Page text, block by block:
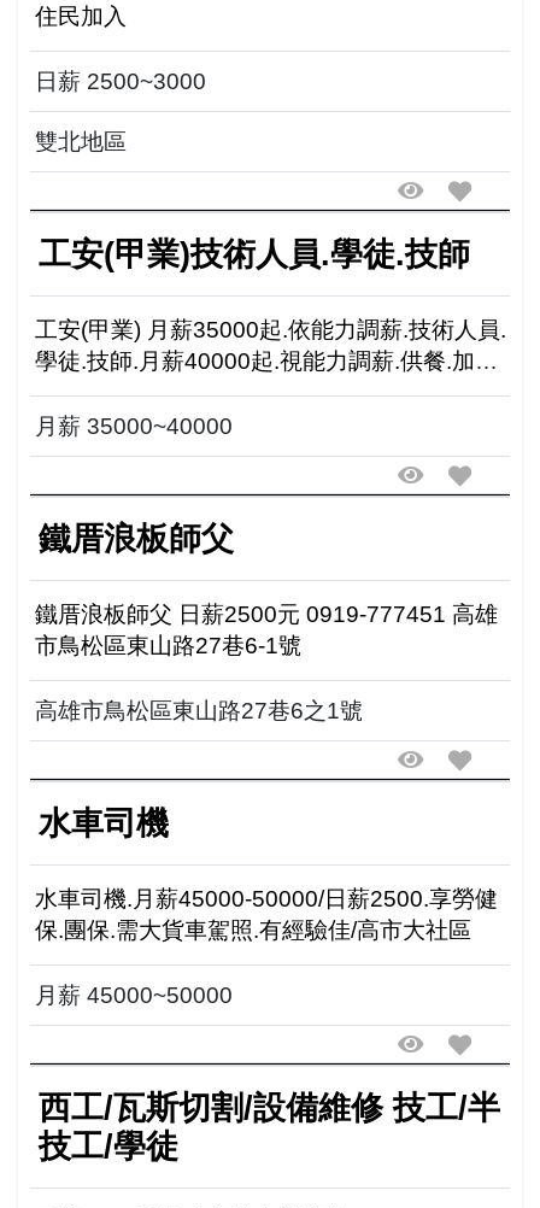
住民加入
日薪 2500~3000
雙北地區
工安(甲業)技術人員.學徒.技師
工安(甲業) 月薪35000起.依能力調薪.技術人員.
學徒.技師.月薪40000起.視能力調薪.供餐.加班
另計.享勞健保.勞退.團保.設備拆裝.維護.檢修.
機台清潔保養等作業.學經歷不限.無經驗可....
月薪 35000~40000
鐵厝浪板師父
鐵厝浪板師父 日薪2500元 0919-777451 高雄
市鳥松區東山路27巷6-1號
高雄市鳥松區東山路27巷6之1號
水車司機
水車司機.月薪45000-50000/日薪2500.享勞健
保.團保.需大貨車駕照.有經驗佳/高市大社區
月薪 45000~50000
西工/瓦斯切割/設備維修 技工/半
技工/學徒